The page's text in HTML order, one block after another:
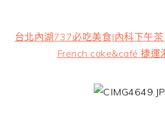
台北內湖737必吃美食|內科下午
French cake&café 捷運